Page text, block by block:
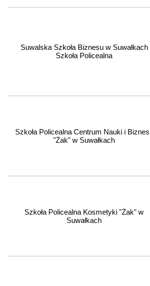
Suwalska Szkoła Biznesu w Suwałkach
Szkoła Policealna
Szkoła Policealna Centrum Nauki i
"Żak" w Suwałkach
Szkoła Policealna Kosmetyki "Żak" w
Suwałkach